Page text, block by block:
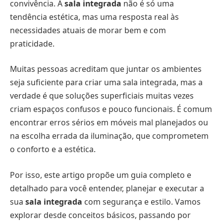
convivência. Asala integrada não é só uma
tendência estética, mas uma resposta real às
necessidades atuais de morar bem e com
praticidade.
Muitas pessoas acreditam que juntar os ambientes
seja suficiente para criar uma sala integrada, mas a
verdade é que soluções superficiais muitas vezes
criam espaços confusos e pouco funcionais. É comum
encontrar erros sérios em móveis mal planejados ou
na escolha errada da iluminação, que comprometem
o conforto e a estética.
Por isso, este artigo propõe um guia completo e
detalhado para você entender, planejar e executar a
sua sala integrada com segurança e estilo. Vamos
explorar desde conceitos básicos, passando por